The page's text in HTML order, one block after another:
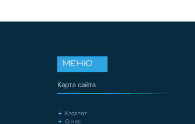
МЕНЮ
Карта сайта
Каталог
О нас